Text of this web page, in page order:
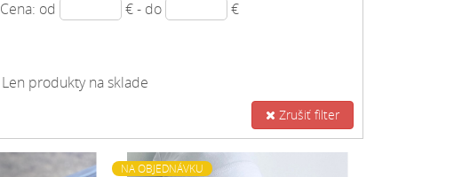
Cena: od € - do €
Len produkty na sklade
Zrušiť filter
NA OBJEDNÁVKU